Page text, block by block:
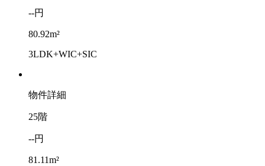
--円
80.92m²
3LDK+WIC+SIC
物件詳細
25階
--円
81.11m²